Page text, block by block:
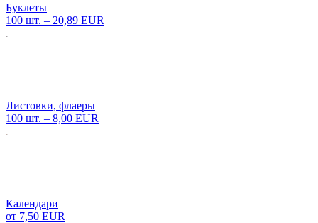
Буклеты
100 шт. – 20,89 EUR
Листовки, флаеры
100 шт. – 8,00 EUR
Календари
от 7,50 EUR